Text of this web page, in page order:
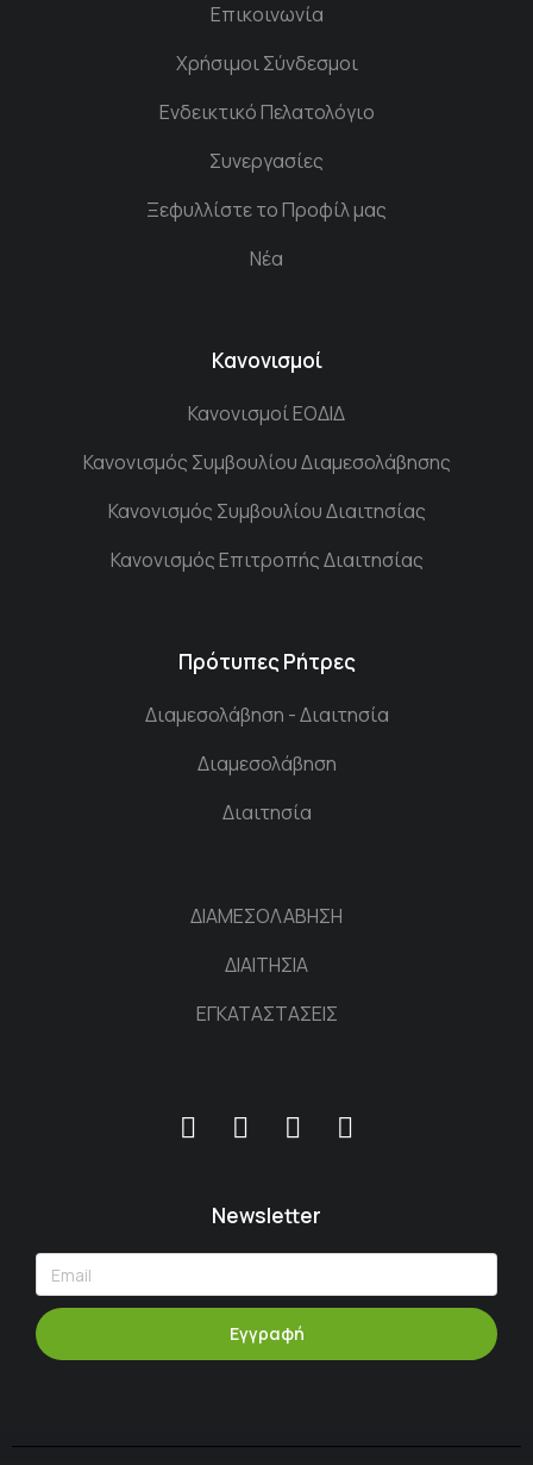
Επικοινωνία
Χρήσιμοι Σύνδεσμοι
Ενδεικτικό Πελατολόγιο
Συνεργασίες
Ξεφυλλίστε το Προφίλ μας
Νέα
Κανονισμοί
Κανονισμοί ΕΟΔΙΔ
Κανονισμός Συμβουλίου Διαμεσολάβησης
Κανονισμός Συμβουλίου Διαιτησίας
Κανονισμός Επιτροπής Διαιτησίας
Πρότυπες Ρήτρες
Διαμεσολάβηση - Διαιτησία
Διαμεσολάβηση
Διαιτησία
ΔΙΑΜΕΣΟΛΑΒΗΣΗ
ΔΙΑΙΤΗΣΙΑ
ΕΓΚΑΤΑΣΤΑΣΕΙΣ
Newsletter
Εγγραφή